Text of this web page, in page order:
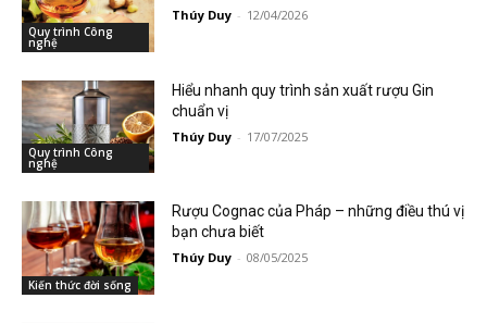
Quy trình Công
nghệ
Thúy Duy - 12/04/2026
Quy trình Công
nghệ
Hiểu nhanh quy trình sản xuất rượu Gin
chuẩn vị
Thúy Duy - 17/07/2025
Kiến thức đời sống
Rượu Cognac của Pháp – những điều thú vị
bạn chưa biết
Thúy Duy - 08/05/2025